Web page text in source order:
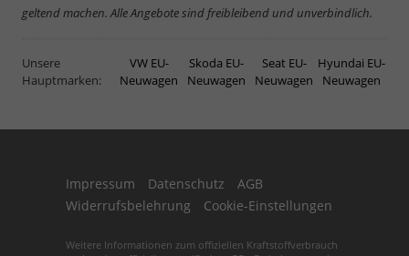
geltend machen. Alle Angebote sind freibleibend und unverbindlich.
Unsere
Hauptmarken:
VW EU-
Neuwagen
Skoda EU-
Neuwagen
Seat EU-
Neuwagen
Hyundai EU-
Neuwagen
Impressum Datenschutz
AGB
Widerrufsbelehrung
Cookie-Einstellungen
Weitere Informationen zum offiziellen Kraftstoffverbrauch